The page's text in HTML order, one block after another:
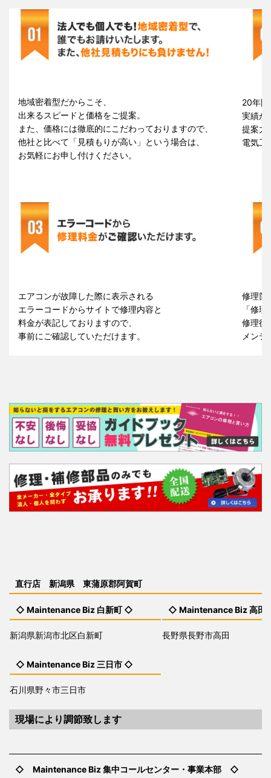
地域密着型だからこそ、
出来るスピードと価格をご提案。
また、価格には徹底的にこだわっておりますので、
他社と比べて「見積もりが高い」という場合は、
お気軽にお申し付けください。
20年
実績が
提案力
電気工
エアコンが故障した際に表示される
エラーコードからサイトで修理内容と
料金が表記しておりますので、
事前にご確認していただけます。
修理箇
「修
修理後
メンテ
直行店 新潟県 東蒲原郡阿賀町
◇ Maintenance Biz 白新町 ◇
新潟県新潟市北区白新町
◇ Maintenance Biz 高田
長野県長野市高田
◇ Maintenance Biz 三日市 ◇
石川県野々市三日市
現場により調節致します
◇ Maintenance Biz 集中コールセンター・事業本部 ◇